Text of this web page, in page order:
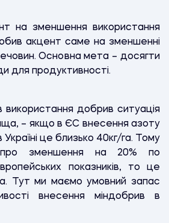
на зменшення використання
акцент саме на зменшенні
Основна мета – досягти
для продуктивності.
використання добрив ситуація
– якщо в ЄС внесення азоту
це близько 40кг/га. Тому
зменшення на 20% по
показників, то це
Тут ми маємо умовний запас
внесення міндобрив в